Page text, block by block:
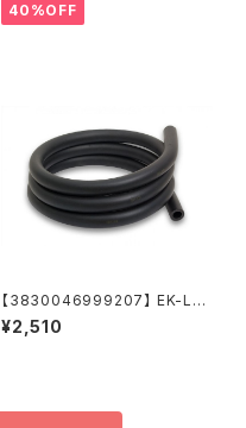
40%OFF
【3830046999207】 EK-Lo
op ZMT Soft Tube 10/16m
m 1m Black
¥2,510